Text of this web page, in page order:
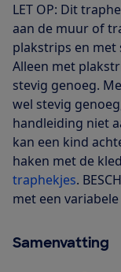
LET OP: Dit
aan de muur of
plakstrips en met
Alleen met
stevig genoeg.
wel stevig
handleiding niet
kan een kind
haken met de
traphekjes.
met een
Samenvatting